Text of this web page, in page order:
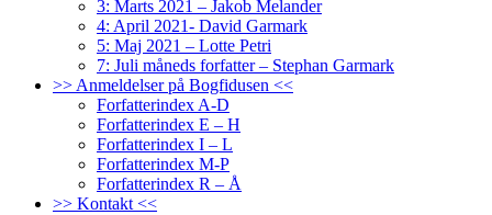
3: Marts 2021 – Jakob Melander
4: April 2021- David Garmark
5: Maj 2021 – Lotte Petri
7: Juli måneds forfatter – Stephan Garmark
>> Anmeldelser på Bogfidusen <<
Forfatterindex A-D
Forfatterindex E – H
Forfatterindex I – L
Forfatterindex M-P
Forfatterindex R – Å
>> Kontakt <<